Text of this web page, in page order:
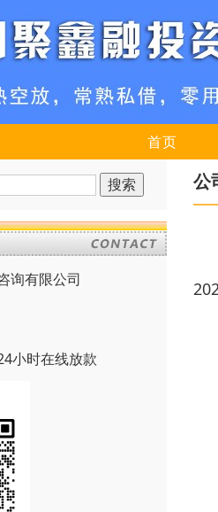
首页
询有限公司
小时在线放款
公